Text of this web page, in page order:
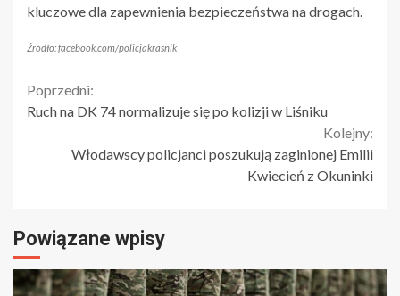
kluczowe dla zapewnienia bezpieczeństwa na drogach.
Źródło: facebook.com/policjakrasnik
Continue
Poprzedni:
Ruch na DK 74 normalizuje się po kolizji w Liśniku
Kolejny:
Włodawscy policjanci poszukują zaginionej Emilii
Kwiecień z Okuninki
Powiązane wpisy